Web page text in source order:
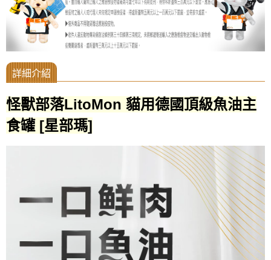
怪獸部落LitoMon 貓用德國頂級魚油主
食罐 [星部瑪]